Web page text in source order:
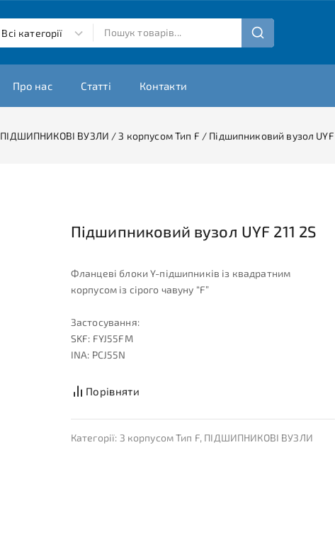
Про нас Статті Контакти
ПІДШИПНИКОВІ ВУЗЛИ / З корпусом Тип F / Підшипниковий вузол UYF
Підшипниковий вузол UYF 211 2S
Фланцеві блоки Y-підшипників із квадратним
корпусом із сірого чавуну “F”
Застосування:
SKF: FYJ55FM
INA: PCJ55N
Порівняти
Категорії: З корпусом Тип F, ПІДШИПНИКОВІ ВУЗЛИ